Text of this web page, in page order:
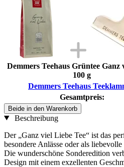
Demmers Teehaus Grüntee Ganz
100 g
Demmers Teehaus
Gesamtpreis:
Beide in den Warenkorb
Beschreibung
Der „Ganz viel Liebe Tee“ ist das
besondere Anlässe oder als
Die wunderschöne Sonderedition
Design mit einem exzellenten